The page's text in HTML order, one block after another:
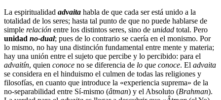
La espiritualidad advaita habla de que cada ser está unido a la
totalidad de los seres; hasta tal punto de que no puede hablarse de
simple relación entre los distintos seres, sino de unidad total. Pero
unidad no-dual; pues de lo contrario se caería en el monismo. Por
lo mismo, no hay una distinción fundamental entre mente y materia;
hay una unión entre el sujeto que percibe y lo percibido: para el
advaitín, quien conoce no se diferencia de lo que conoce. El advaita
se considera en el hinduismo el culmen de todas las religiones y
filosofías, en cuanto que introduce la «experiencia suprema» de la
no-separabilidad entre Sí-mismo (âtman) y el Absoluto (Brahman).